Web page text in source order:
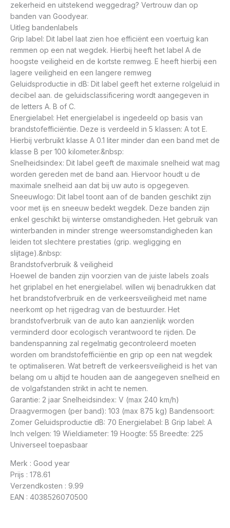
zekerheid en uitstekend weggedrag? Vertrouw dan op
banden van Goodyear.
Uitleg bandenlabels
Grip label: Dit label laat zien hoe efficiënt een voertuig kan
remmen op een nat wegdek. Hierbij heeft het label A de
hoogste veiligheid en de kortste remweg. E heeft hierbij een
lagere veiligheid en een langere remweg
Geluidsproductie in dB: Dit label geeft het externe rolgeluid in
decibel aan. de geluidsclassificering wordt aangegeven in
de letters A. B of C.
Energielabel: Het energielabel is ingedeeld op basis van
brandstofefficiëntie. Deze is verdeeld in 5 klassen: A tot E.
Hierbij verbruikt klasse A 0.1 liter minder dan een band met de
klasse B per 100 kilometer.&nbsp:
Snelheidsindex: Dit label geeft de maximale snelheid wat mag
worden gereden met de band aan. Hiervoor houdt u de
maximale snelheid aan dat bij uw auto is opgegeven.
Sneeuwlogo: Dit label toont aan of de banden geschikt zijn
voor met ijs en sneeuw bedekt wegdek. Deze banden zijn
enkel geschikt bij winterse omstandigheden. Het gebruik van
winterbanden in minder strenge weersomstandigheden kan
leiden tot slechtere prestaties (grip. wegligging en
slijtage).&nbsp:
Brandstofverbruik & veiligheid
Hoewel de banden zijn voorzien van de juiste labels zoals
het griplabel en het energielabel. willen wij benadrukken dat
het brandstofverbruik en de verkeersveiligheid met name
neerkomt op het rijgedrag van de bestuurder. Het
brandstofverbruik van de auto kan aanzienlijk worden
verminderd door ecologisch verantwoord te rijden. De
bandenspanning zal regelmatig gecontroleerd moeten
worden om brandstofefficiëntie en grip op een nat wegdek
te optimaliseren. Wat betreft de verkeersveiligheid is het van
belang om u altijd te houden aan de aangegeven snelheid en
de volgafstanden strikt in acht te nemen.
Garantie: 2 jaar Snelheidsindex: V (max 240 km/h)
Draagvermogen (per band): 103 (max 875 kg) Bandensoort:
Zomer Geluidsproductie dB: 70 Energielabel: B Grip label: A
Inch velgen: 19 Wieldiameter: 19 Hoogte: 55 Breedte: 225
Universeel toepasbaar
Merk : Good year
Prijs : 178.61
Verzendkosten : 9.99
EAN : 4038526070500